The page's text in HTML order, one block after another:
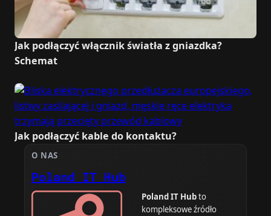
Jak podłączyć włącznik światła z gniazdka?
Schemat
Jak podłączyć kable do kontaktu?
O NAS
Poland IT Hub
Poland IT Hubto
kompleksowe źródło